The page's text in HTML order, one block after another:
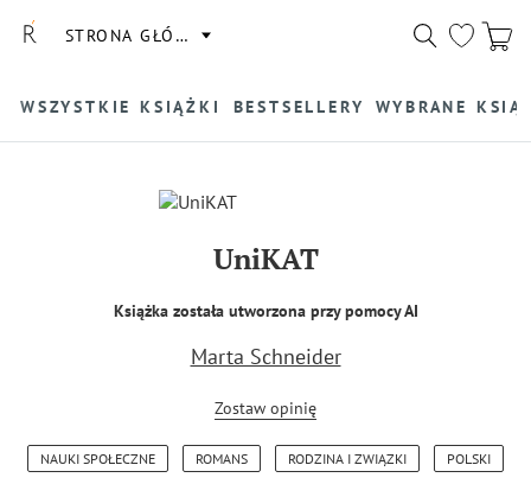
STRONA GŁÓWNA
WSZYSTKIE KSIĄŻKI BESTSELLERY WYBRANE
UniKAT
Książka została utworzona przy pomocy AI
Marta Schneider
Zostaw opinię
NAUKI SPOŁECZNE ROMANS RODZINA I ZWIĄZKI POLSKI